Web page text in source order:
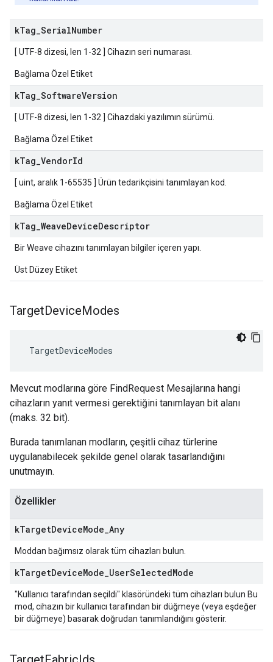
kTag SerialNumber
[ UTF-8 dizesi, len 1-32 ] Cihazın seri numarası.
Bağlama Özel Etiket
kTag SoftwareVersion
[ UTF-8 dizesi, len 1-32 ] Cihazdaki yazılımın sürümü.
Bağlama Özel Etiket
kTag VendorId
[ uint, aralık 1-65535 ] Ürün tedarikçisini tanımlayan kod.
Bağlama Özel Etiket
kTag WeaveDeviceDescriptor
Bir Weave cihazını tanımlayan bilgiler içeren yapı.
Üst Düzey Etiket
TargetDeviceModes
TargetDeviceModes
Mevcut modlarına göre FindRequest Mesajlarına hangi
cihazların yanıt vermesi gerektiğini tanımlayan bit alanı
(maks. 32 bit).
Burada tanımlanan modların, çeşitli cihaz türlerine
uygulanabilecek şekilde genel olarak tasarlandığını
unutmayın.
Özellikler
kTargetDeviceMode Any
Moddan bağımsız olarak tüm cihazları bulun.
kTargetDeviceMode UserSelectedMode
"Kullanıcı tarafından seçildi" klasöründeki tüm cihazları bulun Bu
mod, cihazın bir kullanıcı tarafından bir düğmeye (veya eşdeğer
bir düğmeye) basarak doğrudan tanımlandığını gösterir.